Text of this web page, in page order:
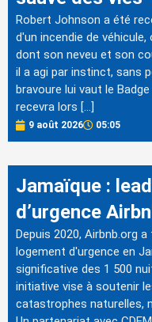
Robert Johnson a été
d'un incendie de
dont son neveu et son
il a agi par instinct, sans
bravoure lui vaut le
recevra lors […]
9 août 2026 05:05
Jamaïque :
d’urgence
Depuis 2020, Airbnb.org
logement d'urgence en
significative des 1 500
initiative vise à soutenir
catastrophes naturelles,